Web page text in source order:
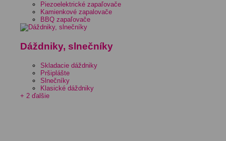
Piezoelektrické zapaľovače
Kamienkové zapalovače
BBQ zapaľovače
Dáždniky, slnečníky
Skladacie dáždniky
Pršiplášte
Slnečníky
Klasické dáždniky
+ 2 ďalšie